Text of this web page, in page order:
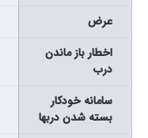
عرض
اخطار باز ماندن
درب
سامانه خودکار
بسته شدن دربها